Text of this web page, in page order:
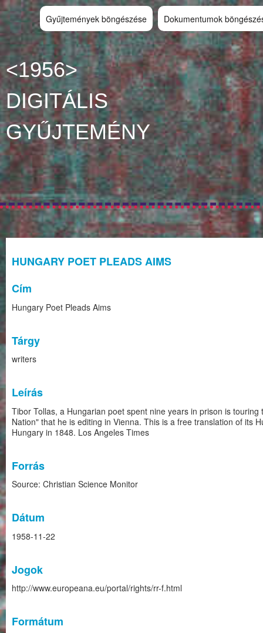
Gyűjtemények böngészése Dokumentumok
<1956>
DIGITÁLIS
GYŰJTEMÉNY
HUNGARY POET PLEADS AIMS
Cím
Hungary Poet Pleads Aims
Tárgy
writers
Leírás
Tibor Tollas, a Hungarian poet spent nine years in prison is
Nation" that he is editing in Vienna. This is a free translation of its
Hungary in 1848. Los Angeles Times
Forrás
Source: Christian Science Monitor
Dátum
1958-11-22
Jogok
http://www.europeana.eu/portal/rights/rr-f.html
Formátum